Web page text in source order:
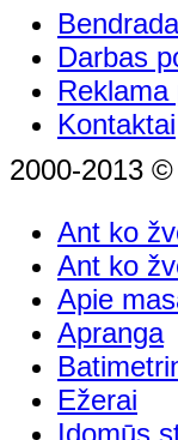
Darbas
Reklama
Kontaktai
2000-2013
Ant ko
Ant ko
Apie
Apranga
Ežerai